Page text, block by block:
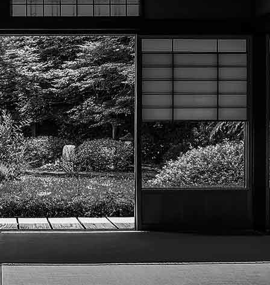
Menu
?>
Images de la page d'accueil
Cliquez pour éditer
Texte, bouton et/ou inscription à la newsletter
Cliquez pour éditer
Académie Menneçoise d'Arts
Martiaux